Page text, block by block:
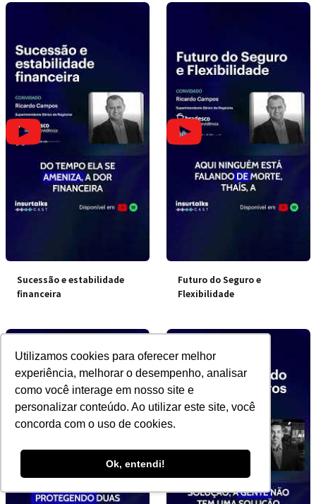
Utilizamos cookies para oferecer melhor
experiência, melhorar o desempenho, analisar
como você interage em nosso site e
personalizar conteúdo. Ao utilizar este site, você
concorda com o uso de cookies.
Ok, entendi!
Sucessão e estabilidade
financeira
Futuro do Seguro e
Flexibilidade